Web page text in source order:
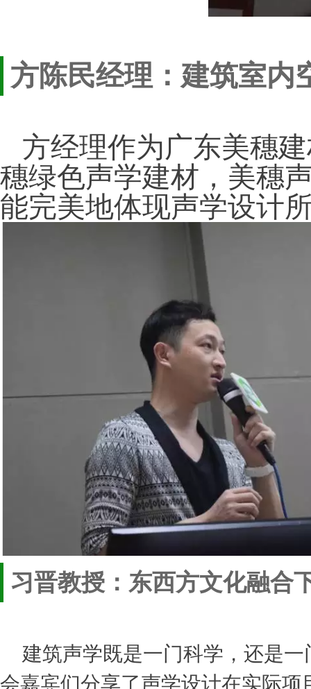
方陈民经理： 建筑室内
方经理作为广东美穗
穗绿色声学建材，美穗
能完美地体现声学设计
习晋教授：东西方文化融合
建筑声学既是一门科学，还是
会嘉宾们分享了声学设计在实际